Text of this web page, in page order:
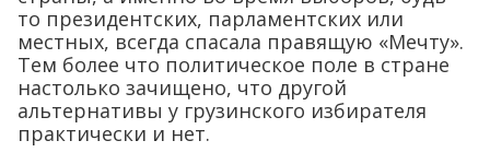
то президентских, парламентских или
местных, всегда спасала правящую «Мечту».
Тем более что политическое поле в стране
настолько зачищено, что другой
альтернативы у грузинского избирателя
практически и нет.